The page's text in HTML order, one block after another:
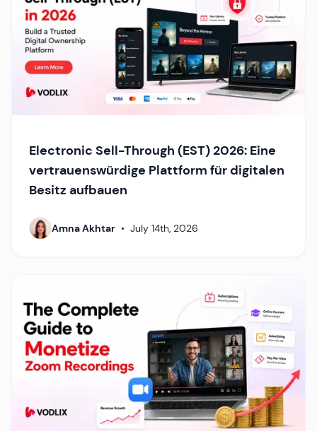
Electronic Sell-Through (EST) 2026: Eine
vertrauenswürdige Plattform für digitalen
Besitz aufbauen
Amna Akhtar • July 14th, 2026